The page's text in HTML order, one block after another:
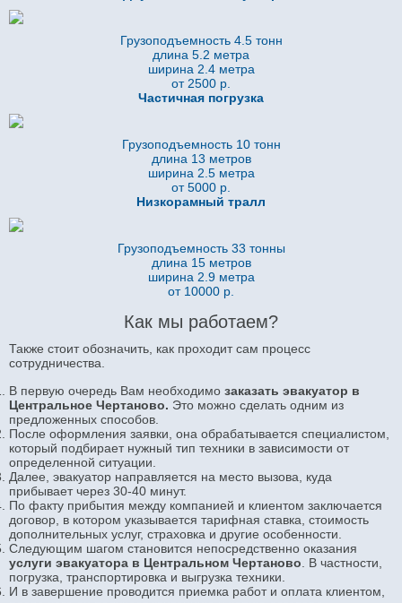
Грузоподъемность 4.5 тонн
длина 5.2 метра
ширина 2.4 метра
от 2500 р.
Частичная погрузка
Грузоподъемность 10 тонн
длина 13 метров
ширина 2.5 метра
от 5000 р.
Низкорамный тралл
Грузоподъемность 33 тонны
длина 15 метров
ширина 2.9 метра
от 10000 р.
Как мы работаем?
Также стоит обозначить, как проходит сам процесс
сотрудничества.
В первую очередь Вам необходимо заказать эвакуатор в
Центральное Чертаново. Это можно сделать одним из
предложенных способов.
После оформления заявки, она обрабатывается специалистом,
который подбирает нужный тип техники в зависимости от
определенной ситуации.
Далее, эвакуатор направляется на место вызова, куда
прибывает через 30-40 минут.
По факту прибытия между компанией и клиентом заключается
договор, в котором указывается тарифная ставка, стоимость
дополнительных услуг, страховка и другие особенности.
Следующим шагом становится непосредственно оказания
услуги эвакуатора в Центральном Чертаново . В частности,
погрузка, транспортировка и выгрузка техники.
И в завершение проводится приемка работ и оплата клиентом,